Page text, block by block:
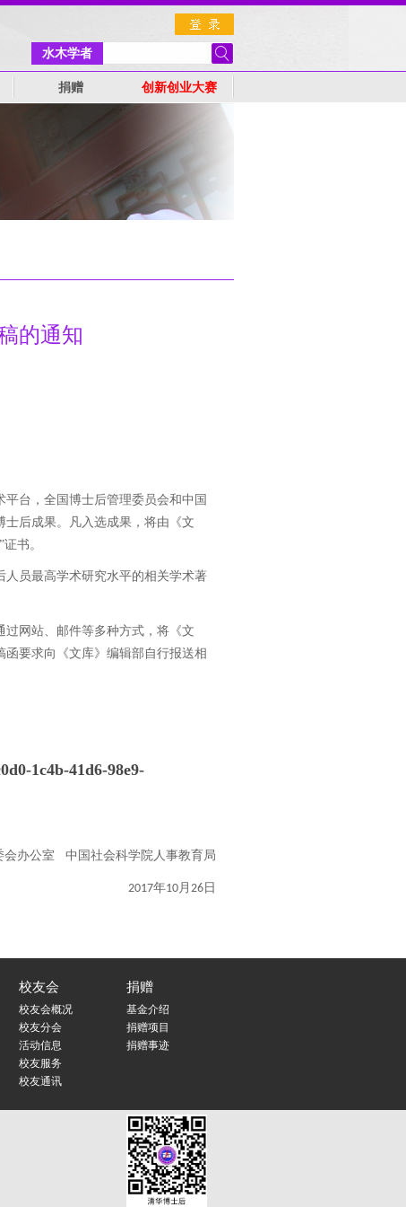
水木学者
捐赠 创新创业大赛
的通知
台，全国博士后管理委员会和中国
后成果。凡入选成果，将由《文
书。
员最高学术研究水平的相关学术著
网站、邮件等多种方式，将《文
要求向《文库》编辑部自行报送相
1c4b-41d6-98e9-
会办公室 中国社会科学院人事教育局
2017年10月 26日
校友会
校友会概况
校友分会
活动信息
校友服务
校友通讯
捐赠
基金介绍
捐赠项目
捐赠事迹